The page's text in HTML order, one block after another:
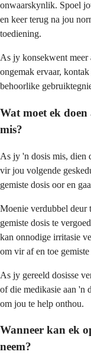
onwaarskynlik. Spoel
en keer terug na jou
toediening.
As jy konsekwent
ongemak ervaar,
behoorlike
Wat moet ek doen
mis?
As jy 'n dosis mis, dien
vir jou volgende
gemiste dosis oor en
Moenie verdubbel deur
gemiste dosis te
kan onnodige irritasie
om vir af en toe gemiste
As jy gereeld dosisse
of die medikasie aan 'n
om jou te help onthou.
Wanneer kan ek
neem?